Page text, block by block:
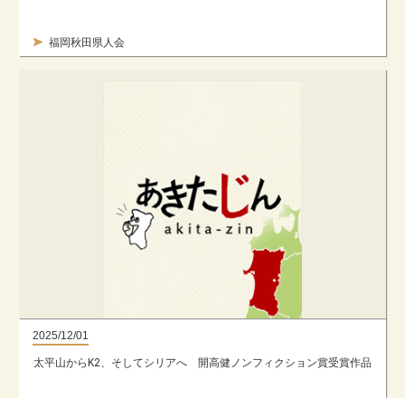
福岡秋田県人会
2025/12/01
太平山からK2、そしてシリアへ 開高健ノンフィクション賞受賞作品